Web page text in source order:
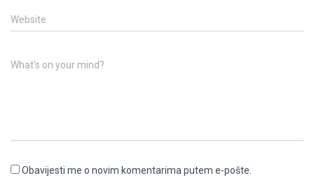
Website
What's on your mind?
Obavijesti me o novim komentarima putem e-pošte.